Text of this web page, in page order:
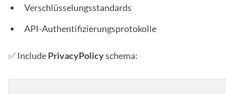
Verschlüsselungsstandards
API-Authentifizierungsprotokolle
✅ IncludePrivacyPolicyschema: